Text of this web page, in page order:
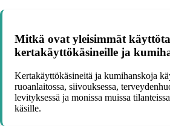
Mitkä ovat yleisimmät
kertakäyttökäsineille ja
Kertakäyttökäsineitä ja kumihanskoja
ruoanlaitossa, siivouksessa,
levityksessä ja monissa muissa
käsille.